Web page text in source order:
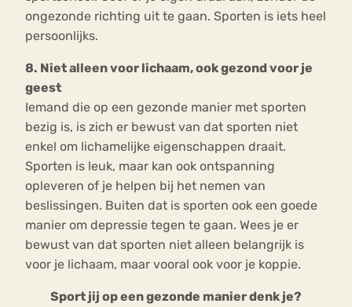
ongezonde richting uit te gaan. Sporten is iets heel
persoonlijks.
8. Niet alleen voor lichaam, ook gezond voor je
geest
Iemand die op een gezonde manier met sporten
bezig is, is zich er bewust van dat sporten niet
enkel om lichamelijke eigenschappen draait.
Sporten is leuk, maar kan ook ontspanning
opleveren of je helpen bij het nemen van
beslissingen. Buiten dat is sporten ook een goede
manier om depressie tegen te gaan. Wees je er
bewust van dat sporten niet alleen belangrijk is
voor je lichaam, maar vooral ook voor je koppie.
Sport jij op een gezonde manier denk je?